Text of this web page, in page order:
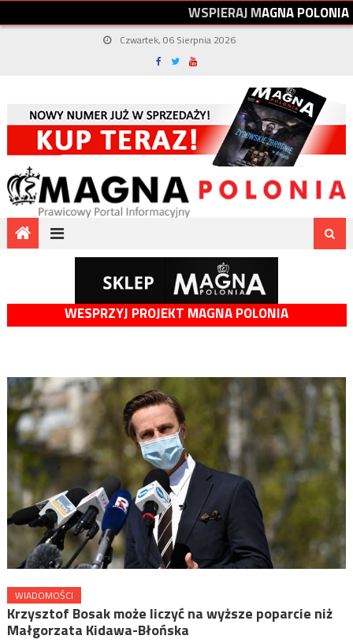
WSPIERAJMAGNAPOLONIA
Czwartek, 06 Sierpnia 2026
WESPRZYJ PROJEKT MAGNA POLONIA
WIADOMOŚCI
Krzysztof Bosak może liczyć na wyższe poparcie niż
Małgorzata Kidawa-Błońska